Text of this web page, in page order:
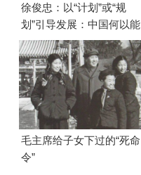
徐俊忠：以“计划”或“规
划”引导发展：中国何以能
够成功
毛主席给子女下过的“死命
令”